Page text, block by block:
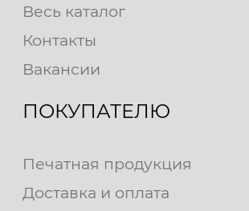
Весь каталог
Контакты
Вакансии
ПОКУПАТЕЛЮ
Печатная продукция
Доставка и оплата